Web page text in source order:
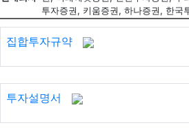
투자증권, 키움증권, 하나증권, 한국
집합투자규약
투자설명서